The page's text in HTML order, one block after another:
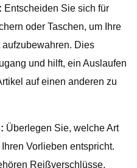
Entscheiden Sie sich für
oder Taschen, um Ihre
Dies
und hilft, ein Auslaufen
auf einen anderen zu
Überlegen Sie, welche Art
Vorlieben entspricht.
Reißverschlüsse,